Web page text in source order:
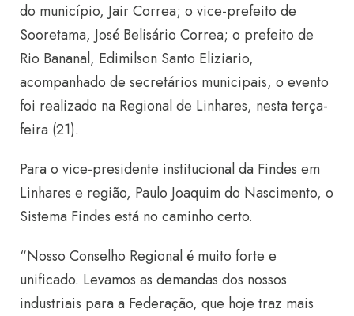
do município, Jair Correa; o vice-prefeito de
Sooretama, José Belisário Correa; o prefeito de
Rio Bananal, Edimilson Santo Eliziario,
acompanhado de secretários municipais, o evento
foi realizado na Regional de Linhares, nesta terça-
feira (21).
Para o vice-presidente institucional da Findes em
Linhares e região, Paulo Joaquim do Nascimento, o
Sistema Findes está no caminho certo.
“Nosso Conselho Regional é muito forte e
unificado. Levamos as demandas dos nossos
industriais para a Federação, que hoje traz mais